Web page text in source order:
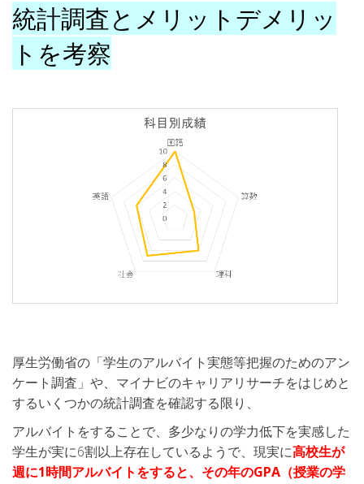
統計調査とメリットデメリッ
トを考察
厚生労働省の「学生のアルバイト実態等把握のためのアン
ケート調査」や、マイナビのキャリアリサーチをはじめと
するいくつかの統計調査を確認する限り、
アルバイトをすることで、多少なりの学力低下を実感した
学生が実に6割以上存在しているようで、現実に高校生が
週に1時間アルバイトをすると、その年のGPA（授業の学